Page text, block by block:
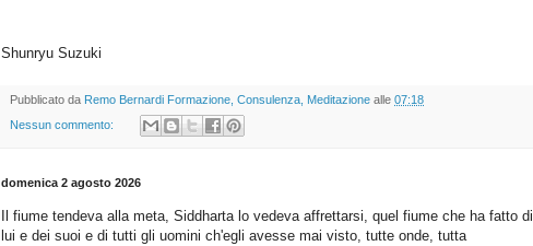
Shunryu Suzuki
Pubblicato da Remo Bernardi Formazione, Consulenza, Meditazione alle 07:18
Nessun commento:
domenica 2 agosto 2026
Il fiume tendeva alla meta, Siddharta lo vedeva affrettarsi, quel fiume che ha fatto di
lui e dei suoi e di tutti gli uomini ch'egli avesse mai visto, tutte onde, tutta